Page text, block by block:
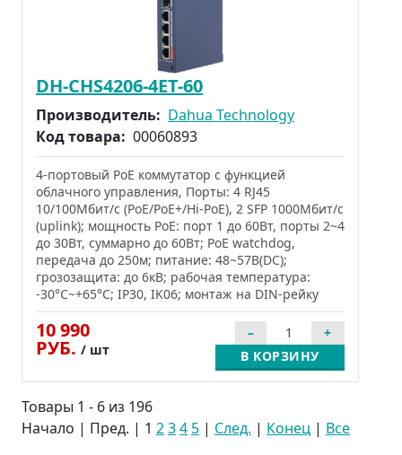
DH-CHS4206-4ET-60
Производитель: Dahua Technology
Код товара: 00060893
4-портовый PoE коммутатор с функцией
облачного управления, Порты: 4 RJ45
10/100Мбит/с (PoE/PoE+/Hi-PoE), 2 SFP 1000Мбит/с
(uplink); мощность PoE: порт 1 до 60Вт, порты 2~4
до 30Вт, суммарно до 60Вт; PoE watchdog,
передача до 250м; питание: 48~57В(DC);
грозозащита: до 6кВ; рабочая температура:
-30°С~+65°С; IP30, IK06; монтаж на DIN-рейку
10 990
РУБ. / шт В КОРЗИНУ
Товары 1 - 6 из 196
Начало | Пред. | 1 234 5 | След. | Конец | Все